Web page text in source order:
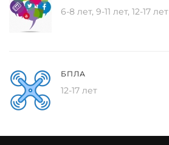
6-8 лет, 9-11 лет, 12-17 лет
БПЛА
12-17 лет